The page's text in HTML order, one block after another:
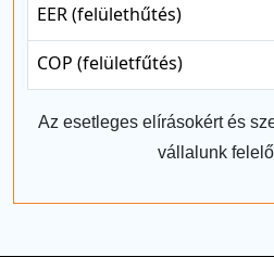
EER (felülethűtés)
COP (felületfűtés)
Az esetleges elírásokért és
vállalunk